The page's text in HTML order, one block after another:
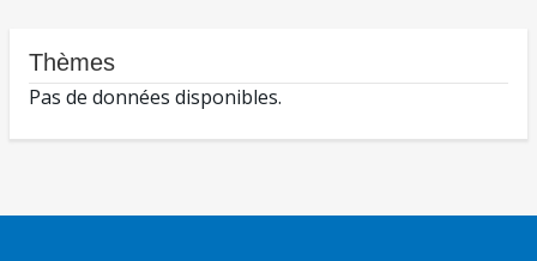
Thèmes
Pas de données disponibles.